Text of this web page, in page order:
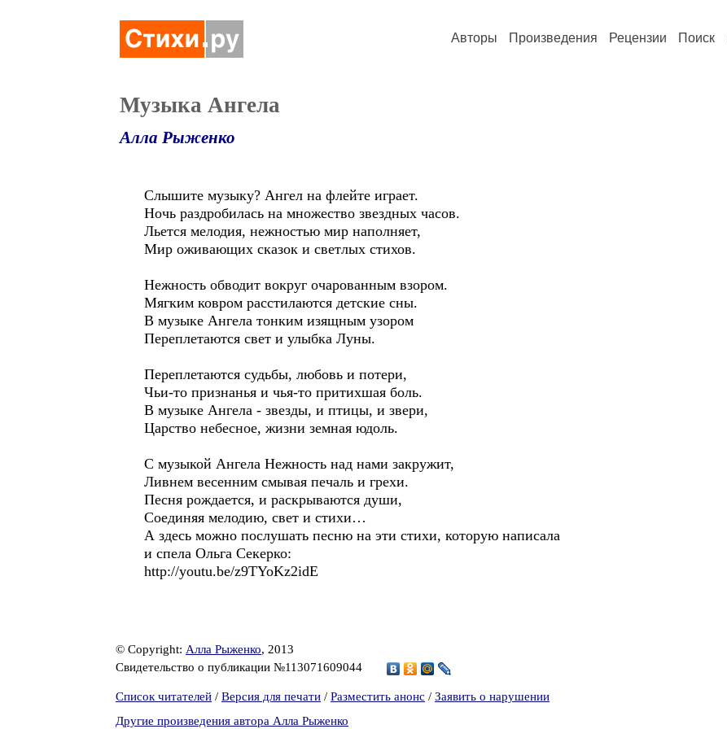
Авторы Произведения Рецензии Поиск
Музыка Ангела
Алла Рыженко
Слышите музыку? Ангел на флейте играет.
Ночь раздробилась на множество звездных часов.
Льется мелодия, нежностью мир наполняет,
Мир оживающих сказок и светлых стихов.
Нежность обводит вокруг очарованным взором.
Мягким ковром расстилаются детские сны.
В музыке Ангела тонким изящным узором
Переплетаются свет и улыбка Луны.
Переплетаются судьбы, любовь и потери,
Чьи-то признанья и чья-то притихшая боль.
В музыке Ангела - звезды, и птицы, и звери,
Царство небесное, жизни земная юдоль.
С музыкой Ангела Нежность над нами закружит,
Ливнем весенним смывая печаль и грехи.
Песня рождается, и раскрываются души,
Соединяя мелодию, свет и стихи…
А здесь можно послушать песню на эти стихи, которую написала
и спела Ольга Секерко:
http://youtu.be/z9TYoKz2idE
© Copyright: Алла Рыженко, 2013
Свидетельство о публикации №113071609044
Список читателей / Версия для печати / Разместить анонс / Заявить о нарушении
Другие произведения автора Алла Рыженко